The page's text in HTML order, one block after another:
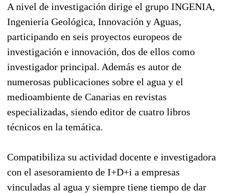
A nivel de investigación dirige el grupo INGENIA,
Ingeniería Geológica, Innovación y Aguas,
participando en seis proyectos europeos de
investigación e innovación, dos de ellos como
investigador principal. Además es autor de
numerosas publicaciones sobre el agua y el
medioambiente de Canarias en revistas
especializadas, siendo editor de cuatro libros
técnicos en la temática.
Compatibiliza su actividad docente e investigadora
con el asesoramiento de I+D+i a empresas
vinculadas al agua y siempre tiene tiempo de dar